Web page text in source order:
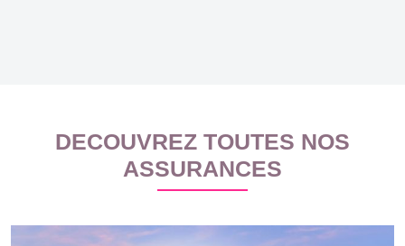
DECOUVREZ TOUTES NOS
ASSURANCES